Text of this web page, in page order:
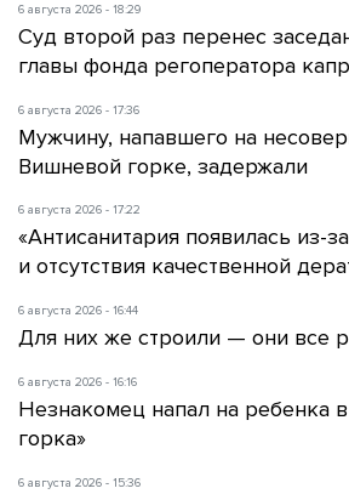
6 августа 2026 - 18:29
Суд второй раз перенес
главы фонда регоператора
6 августа 2026 - 17:36
Мужчину, напавшего на
Вишневой горке, задержали
6 августа 2026 - 17:22
«Антисанитария появилась из-
и отсутствия качественной
6 августа 2026 - 16:44
Для них же строили — они все
6 августа 2026 - 16:16
Незнакомец напал на ребенка
горка»
6 августа 2026 - 15:36